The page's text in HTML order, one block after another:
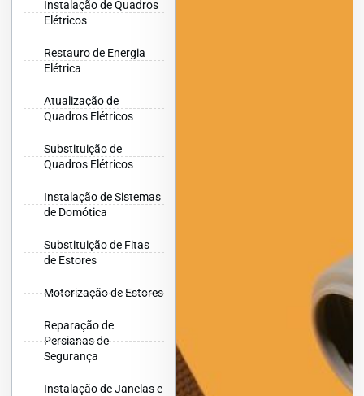
Instalação de Quadros
Elétricos
Restauro de Energia
Elétrica
Atualização de
Quadros Elétricos
Substituição de
Quadros Elétricos
Instalação de Sistemas
de Domótica
Substituição de Fitas
de Estores
Motorização de Estores
Reparação de
Persianas de
Segurança
Instalação de Janelas e